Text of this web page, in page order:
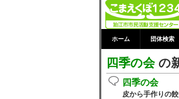
四季の
ター
ホーム 団体検索
四季の会の
四季の会
皮から手作りの